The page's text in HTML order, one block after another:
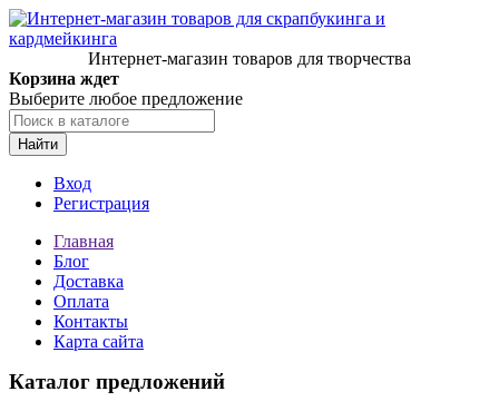
Интернет-магазин товаров для творчества
Корзина ждет
Выберите любое предложение
Найти
Вход
Регистрация
Главная
Блог
Доставка
Оплата
Контакты
Карта сайта
Каталог предложений